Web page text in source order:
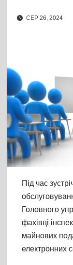
СЕР 26, 2024
Під час
Головного
фахівці
майнових
електронних